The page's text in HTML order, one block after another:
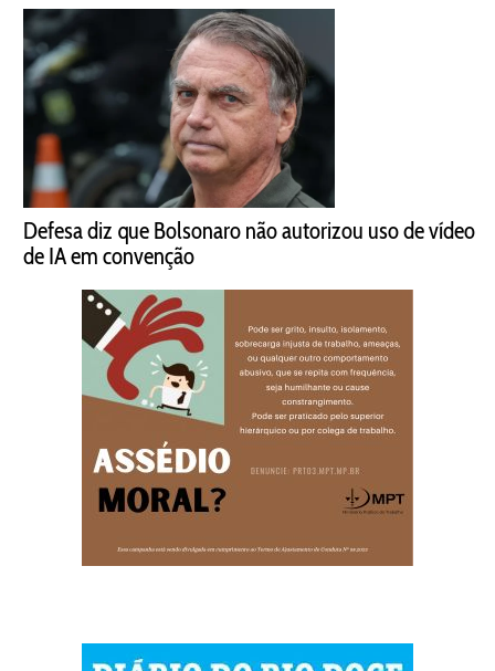
Defesa diz que Bolsonaro não autorizou uso de vídeo
de IA em convenção